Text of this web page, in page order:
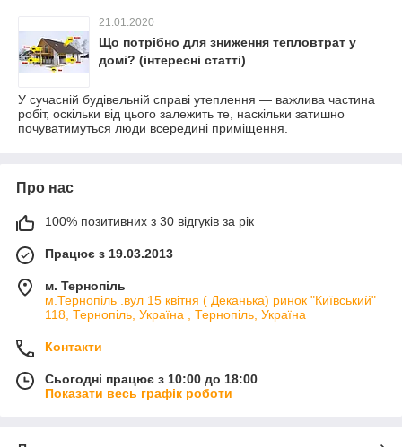
21.01.2020
Що потрібно для зниження тепловтрат у
домі? (інтересні статті)
У сучасній будівельній справі утеплення — важлива частина
робіт, оскільки від цього залежить те, наскільки затишно
почуватимуться люди всередині приміщення.
Про нас
100% позитивних з 30 відгуків за рік
Працює з 19.03.2013
м. Тернопіль
м.Тернопіль .вул 15 квітня ( Деканька) ринок "Київський"
118, Тернопіль, Україна , Тернопіль, Україна
Контакти
Сьогодні працює з 10:00 до 18:00
Показати весь графік роботи